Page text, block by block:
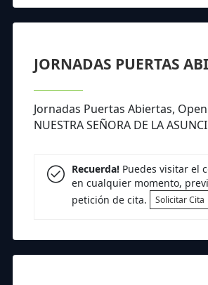
JORNADAS PUERTAS
Jornadas Puertas Abiertas, Open
NUESTRA SEÑORA DE LA
Recuerda!Puedes visitar el
en cualquier momento,
petición de cita.
Solicitar Cita